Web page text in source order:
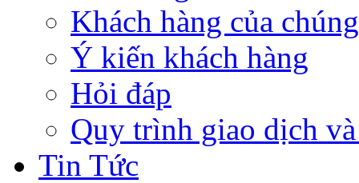
Khách hàng của
Ý kiến khách hàng
Hỏi đáp
Quy trình giao dịch
Tin Tức